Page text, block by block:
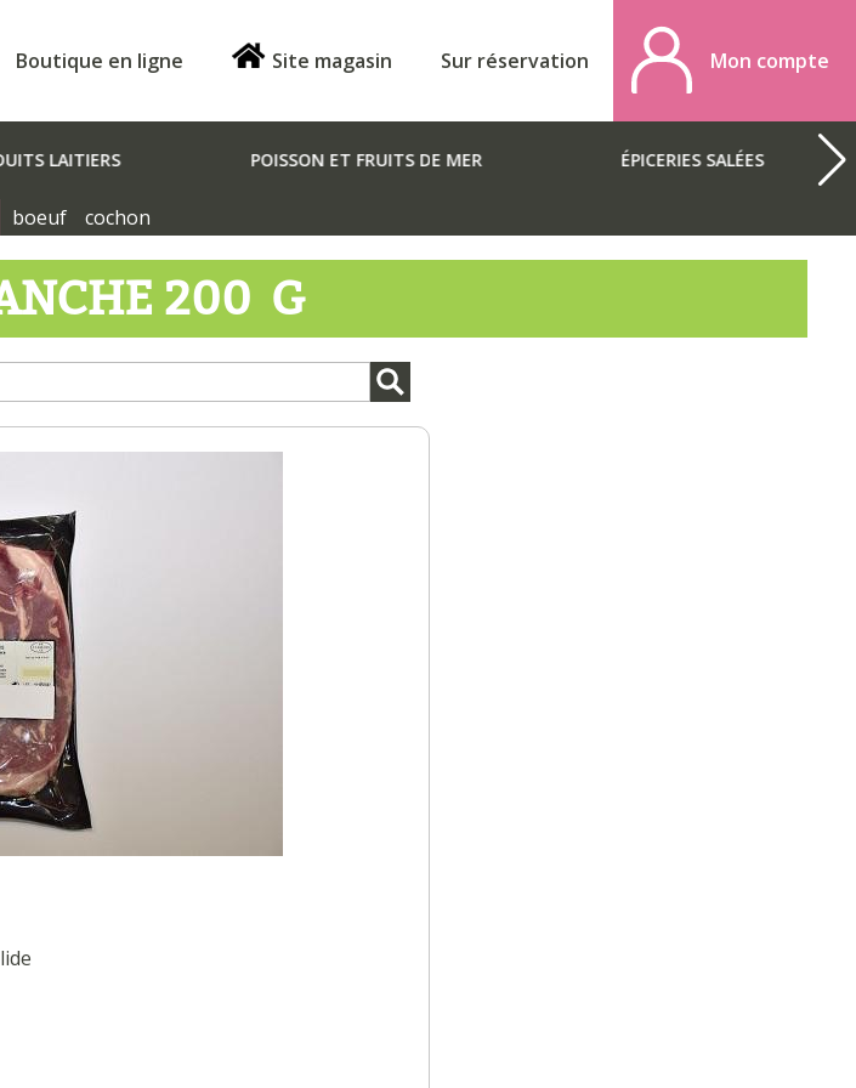
Boutique en ligne Site magasin Sur réservation Mon compte
LAITIERS POISSON ET FRUITS DE MER ÉPICERIES SALÉES
boeuf cochon
200 G